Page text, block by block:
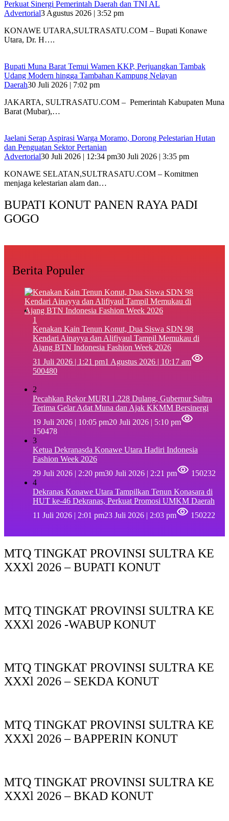
Perkuat Sinergi Pemerintah Daerah dan TNI AL
Advertorial3 Agustus 2026 | 3:52 pm
‎KONAWE UTARA,SULTRASATU.COM – Bupati Konawe
Utara, Dr. H….
‎Bupati Muna Barat Temui Wamen KKP, Perjuangkan Tambak
Udang Modern hingga Tambahan Kampung Nelayan
Daerah30 Juli 2026 | 7:02 pm
‎JAKARTA, SULTRASATU.COM – Pemerintah Kabupaten Muna
Barat (Mubar),…
Jaelani Serap Aspirasi Warga Moramo, Dorong Pelestarian Hutan
dan Penguatan Sektor Pertanian
Advertorial30 Juli 2026 | 12:34 pm30 Juli 2026 | 3:35 pm
KONAWE SELATAN,SULTRASATU.COM – Komitmen
menjaga kelestarian alam dan…
BUPATI KONUT PANEN RAYA PADI
GOGO
Berita Populer
1
‎Kenakan Kain Tenun Konut, Dua Siswa SDN 98
Kendari Ainayya dan Alifiyaul Tampil Memukau di
Ajang BTN Indonesia Fashion Week 2026
31 Juli 2026 | 1:21 pm1 Agustus 2026 | 10:17 am
500480
2
Pecahkan Rekor MURI 1.228 Dulang, Gubernur Sultra
Terima Gelar Adat Muna dan Ajak KKMM Bersinergi
19 Juli 2026 | 10:05 pm20 Juli 2026 | 5:10 pm
150478
3
Ketua Dekranasda Konawe Utara Hadiri Indonesia
Fashion Week 2026
29 Juli 2026 | 2:20 pm30 Juli 2026 | 2:21 pm
150232
4
Dekranas Konawe Utara Tampilkan Tenun Konasara di
HUT ke-46 Dekranas, Perkuat Promosi UMKM Daerah
11 Juli 2026 | 2:01 pm23 Juli 2026 | 2:03 pm 150222
MTQ TINGKAT PROVINSI SULTRA KE
XXXl 2026 – BUPATI KONUT
MTQ TINGKAT PROVINSI SULTRA KE
XXXl 2026 -WABUP KONUT
MTQ TINGKAT PROVINSI SULTRA KE
XXXl 2026 – SEKDA KONUT
MTQ TINGKAT PROVINSI SULTRA KE
XXXl 2026 – BAPPERIN KONUT
MTQ TINGKAT PROVINSI SULTRA KE
XXXl 2026 – BKAD KONUT